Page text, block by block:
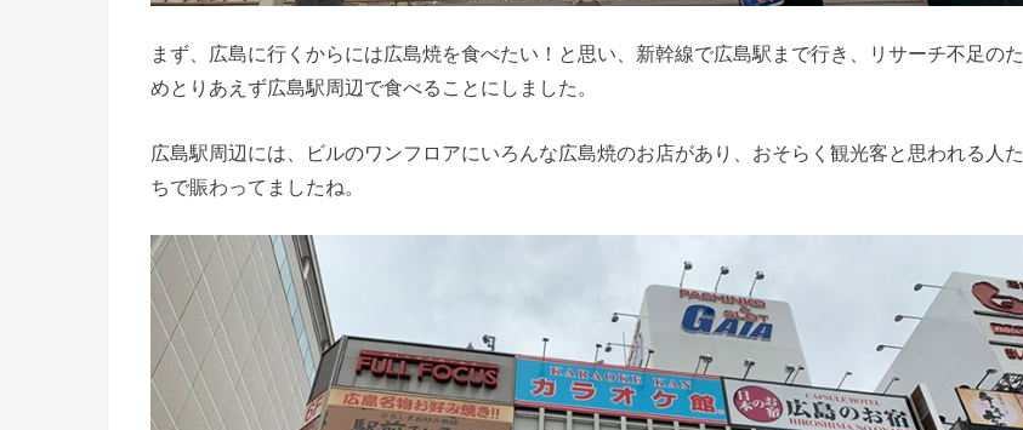
まず、広島に行くからには広島焼を食べたい！と思い、新幹線で広島駅まで行き、リサーチ不足のた
めとりあえず広島駅周辺で食べることにしました。
広島駅周辺には、ビルのワンフロアにいろんな広島焼のお店があり、おそらく観光客と思われる人た
ちで賑わってましたね。